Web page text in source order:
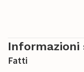
Informazioni
Fatti